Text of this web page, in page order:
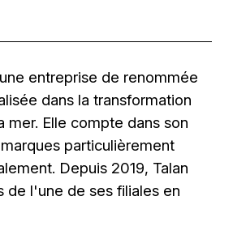
entreprise de renommée
dans la transformation
mer. Elle compte dans son
particulièrement
Depuis 2019, Talan
de l'une de ses filiales en